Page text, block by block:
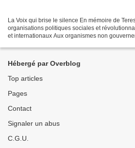
La Voix qui brise le silence En mémoire de
organisations politiques sociales et
et internationaux Aux organismes non
Hébergé par Overblog
Top articles
Pages
Contact
Signaler un abus
C.G.U.